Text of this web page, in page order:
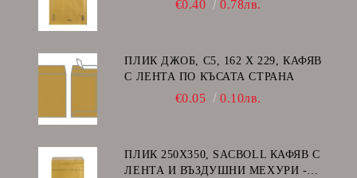
€0.40 0.78лв.
ПЛИК ДЖОБ, C5, 162 Х 229, КАФЯВ
С ЛЕНТА ПО КЪСАТА СТРАНА
€0.05 0.10лв.
ПЛИК 250Х350, SACBOLL КАФЯВ С
ЛЕНТА И ВЪЗДУШНИ МЕХУРИ -